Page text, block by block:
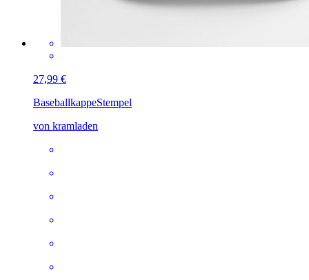
27,99 €
BaseballkappeStempel
von kramladen